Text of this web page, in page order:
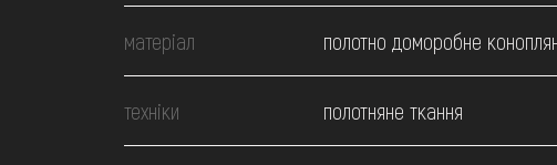
ПОСЛУГИ
матеріал полотно доморобне
техніки полотняне ткання